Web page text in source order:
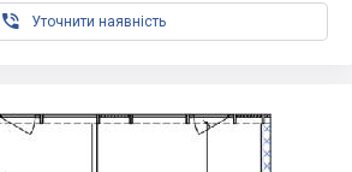
 Уточнити наявність